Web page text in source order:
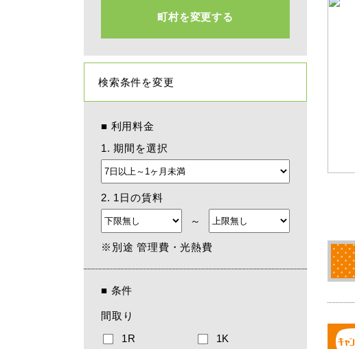
町村を変更する
検索条件を変更
■ 利用料金
1. 期間を選択
2. 1日の賃料
～
※別途 管理費・光熱費
■ 条件
間取り
1R
1K